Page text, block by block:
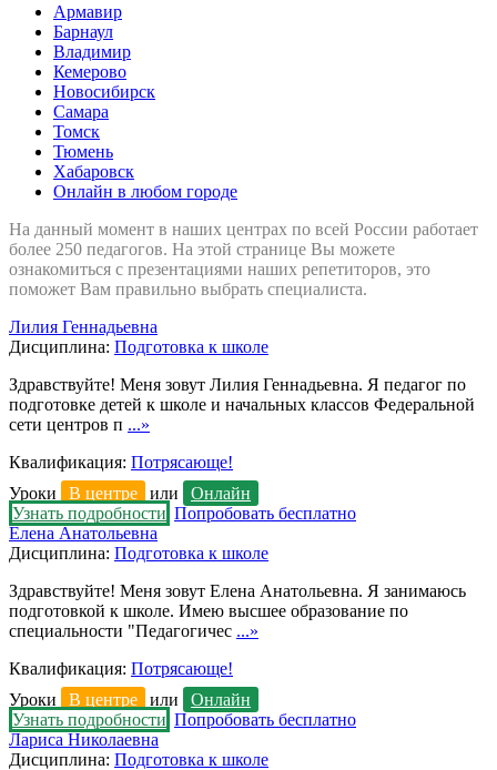
Армавир
Барнаул
Владимир
Кемерово
Новосибирск
Самара
Томск
Тюмень
Хабаровск
Онлайн в любом городе
На данный момент в наших центрах по всей России работает
более 250 педагогов. На этой странице Вы можете
ознакомиться с презентациями наших репетиторов, это
поможет Вам правильно выбрать специалиста.
Лилия Геннадьевна
Дисциплина: Подготовка к школе
Здравствуйте! Меня зовут Лилия Геннадьевна. Я педагог по
подготовке детей к школе и начальных классов Федеральной
сети центров п ...»
Квалификация: Потрясающе!
Уроки
В центре или
Онлайн
Узнать подробности Попробовать бесплатно
Елена Анатольевна
Дисциплина: Подготовка к школе
Здравствуйте! Меня зовут Елена Анатольевна. Я занимаюсь
подготовкой к школе. Имею высшее образование по
специальности "Педагогичес ...»
Квалификация: Потрясающе!
Уроки
В центре или
Онлайн
Узнать подробности Попробовать бесплатно
Лариса Николаевна
Дисциплина: Подготовка к школе